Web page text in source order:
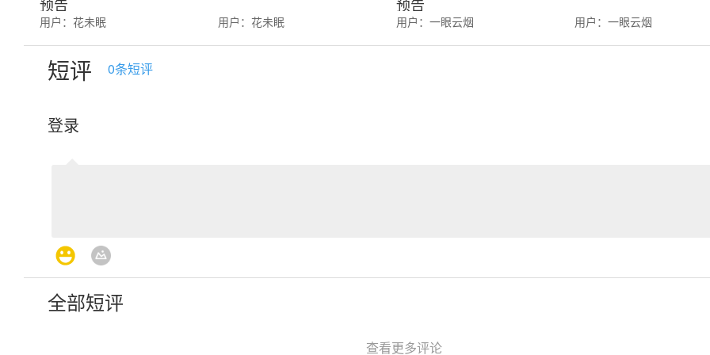
用户： 花未眠 用户： 花未眠 用户： 一眼云烟 用户： 一眼云烟
短评 0条短评
登录
全部短评
查看更多评论